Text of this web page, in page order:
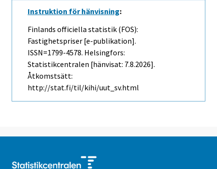
Instruktion för hänvisning:
Finlands officiella statistik (FOS):
Fastighetspriser [e-publikation].
ISSN=1799-4578. Helsingfors:
Statistikcentralen [hänvisat: 7.8.2026].
Åtkomstsätt:
http://stat.fi/til/kihi/uut_sv.html